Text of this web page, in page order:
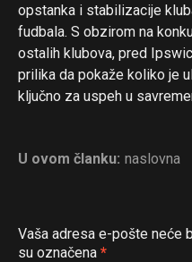
opstanka i stabilizacije
fudbala. S obzirom na
ostalih klubova, pred
prilika da pokaže koliko je
ključno za uspeh u
U ovom članku: naslovna
Vaša adresa e-pošte neće
su označena *